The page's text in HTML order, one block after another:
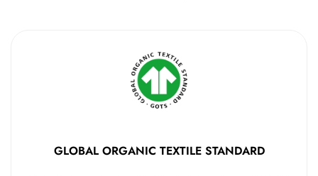
GLOBAL ORGANIC TEXTILE STANDARD